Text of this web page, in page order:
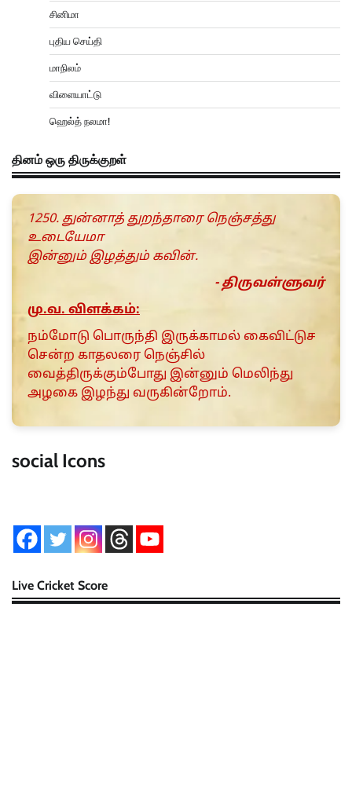
சினிமா
புதிய செய்தி
மாநிலம்
விளையாட்டு
ஹெல்த் நலமா!
தினம் ஒரு திருக்குறள்
1250. துன்னாத் துறந்தாரை நெஞ்சத்து
உடையேமா
இன்னும் இழத்தும் கவின்.
- திருவள்ளுவர்
மு.வ. விளக்கம்:
நம்மோடு பொருந்தி இருக்காமல் கைவிட்டுச
சென்ற காதலரை நெஞ்சில்
வைத்திருக்கும்போது இன்னும் மெலிந்து
அழகை இழந்து வருகின்றோம்.
social Icons
Live Cricket Score